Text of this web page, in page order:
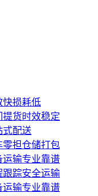
快损耗低
货时效稳定
式配送
零担仓储打包
运输专业靠谱
跟踪安全运输
运输专业靠谱